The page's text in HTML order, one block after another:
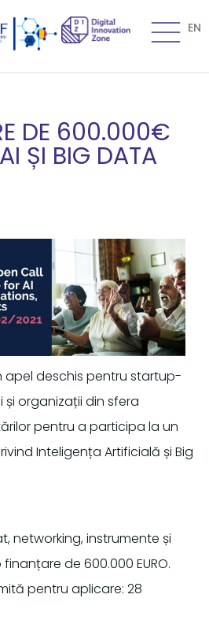
EN
DE 600.000€
ȘI BIG DATA
apel deschis pentru startup-
și organizații din sfera
pentru a participa la un
Inteligența Artificială și Big
networking, instrumente și
de 600.000 EURO.
pentru aplicare: 28